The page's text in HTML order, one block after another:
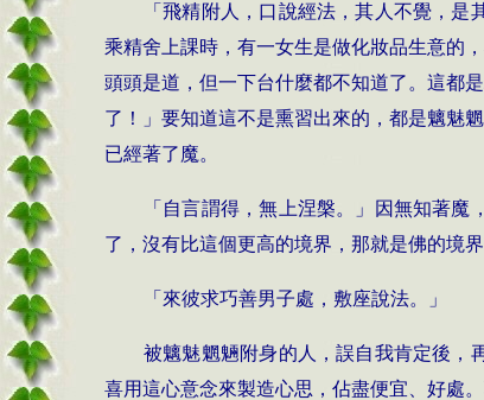
「飛精附人，口說經法，其人不覺，
乘精舍上課時，有一女生是做化妝品生意的
頭頭是道，但一下台什麼都不知道了。這都
了！」要知道這不是熏習出來的，都是魑魅
已經著了魔。
「自言謂得，無上涅槃。」因無知著
了，沒有比這個更高的境界，那就是佛的境
「來彼求巧善男子處，敷座說法。」
被魑魅魍魎附身的人，誤自我肯定後，
喜用這心意念來製造心思，佔盡便宜、好處